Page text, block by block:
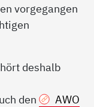
vorgegangen
deshalb
den
AWO